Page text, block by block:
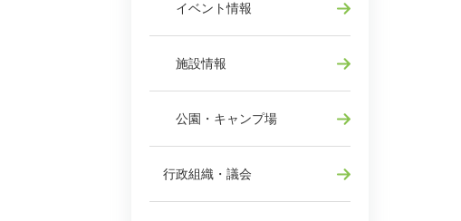
イベント情報
施設情報
公園・キャンプ場
行政組織・議会